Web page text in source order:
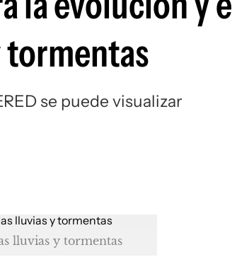
tormentas
se puede visualizar
lluvias y tormentas